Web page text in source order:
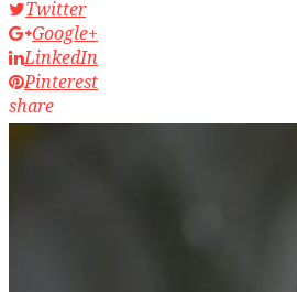
Twitter
Google+
LinkedIn
Pinterest
share